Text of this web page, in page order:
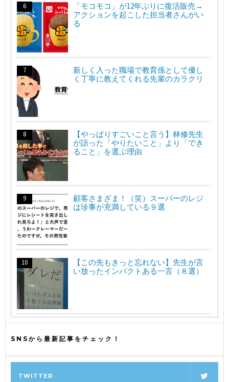
「モコモコ」が12年ぶりに復活販売→
アクションを起こした担当者さんがい
る
新しく入った職場で教育係として優し
く丁寧に教えてくれる先輩のカラクリ
【やっぱりすごいこと言う】林修先生
が語った「やりたいこと」より「でき
ること」を選ぶ理由
顧客さまざま！（笑）スーパーのレジ
は珍事が充満している９選
【この先もきっと忘れない】先生が言
い放ったインパクトある一言（８選）
SNSから最新記事をチェック！
TWITTER